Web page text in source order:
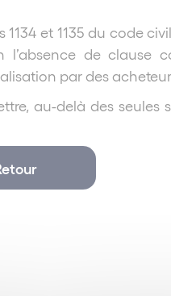
et 1135 du code
l’absence de clause
par des
au-delà des seules